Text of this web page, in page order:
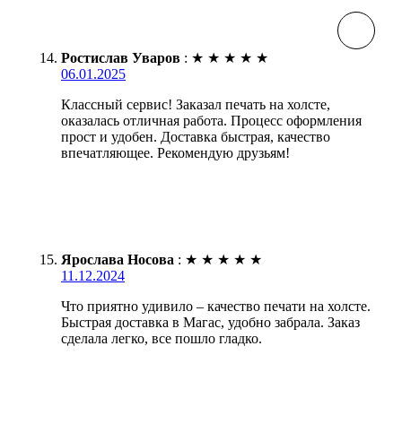
Ростислав Уваров : ★ ★ ★ ★ ★
06.01.2025
Классный сервис! Заказал печать на холсте,
оказалась отличная работа. Процесс оформления
прост и удобен. Доставка быстрая, качество
впечатляющее. Рекомендую друзьям!
Ярослава Носова : ★ ★ ★ ★ ★
11.12.2024
Что приятно удивило – качество печати на холсте.
Быстрая доставка в Магас, удобно забрала. Заказ
сделала легко, все пошло гладко.